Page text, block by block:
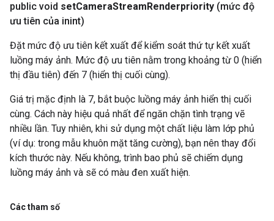
public void setCameraStreamRenderpriority (mức độ
ưu tiên của inint)
Đặt mức độ ưu tiên kết xuất để kiểm soát thứ tự kết xuất
luồng máy ảnh. Mức độ ưu tiên nằm trong khoảng từ 0 (hiển
thị đầu tiên) đến 7 (hiển thị cuối cùng).
Giá trị mặc định là 7, bắt buộc luồng máy ảnh hiển thị cuối
cùng. Cách này hiệu quả nhất để ngăn chặn tình trạng vẽ
nhiều lần. Tuy nhiên, khi sử dụng một chất liệu làm lớp phủ
(ví dụ: trong mẫu khuôn mặt tăng cường), bạn nên thay đổi
kích thước này. Nếu không, trình bao phủ sẽ chiếm dụng
luồng máy ảnh và sẽ có màu đen xuất hiện.
Các tham số